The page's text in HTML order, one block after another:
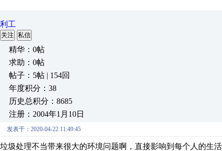
利工
关注 私信
精华：0帖
求助：0帖
帖子：5帖 | 154回
年度积分：38
历史总积分：8685
注册：2004年1月10日
发表于：2020-04-22 11:49:45
垃圾处理不当带来很大的环境问题啊，直接影响到每个人的生